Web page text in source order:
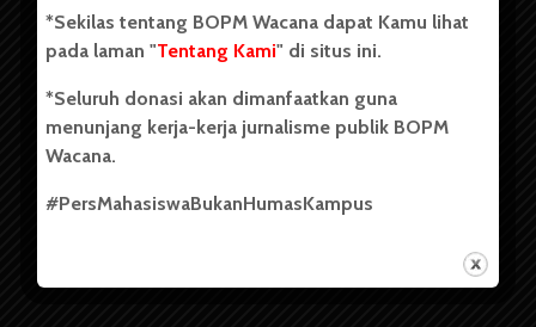
Kontribusi
Info Iklan
Pedoman Media Siber
Kode Etik Jurnalistik
*Sekilas tentang BOPM Wacana dapat Kamu lihat
pada laman "Tentang Kami" di situs ini.
*Seluruh donasi akan dimanfaatkan guna
menunjang kerja-kerja jurnalisme publik BOPM
Wacana.
#PersMahasiswaBukanHumasKampus